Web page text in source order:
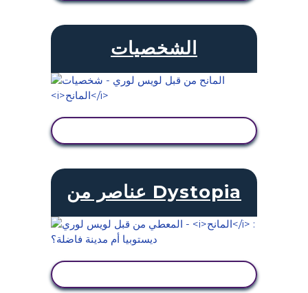
الشخصيات
عناصر من Dystopia